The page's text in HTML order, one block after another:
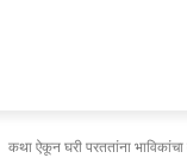
कथा ऐकून घरी परततांना भाविकांचा